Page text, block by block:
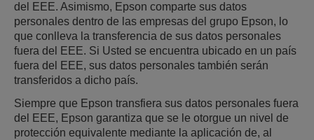
del EEE. Asimismo, Epson comparte sus datos
personales dentro de las empresas del grupo Epson, lo
que conlleva la transferencia de sus datos personales
fuera del EEE. Si Usted se encuentra ubicado en un país
fuera del EEE, sus datos personales también serán
transferidos a dicho país.
Siempre que Epson transfiera sus datos personales fuera
del EEE, Epson garantiza que se le otorgue un nivel de
protección equivalente mediante la aplicación de, al